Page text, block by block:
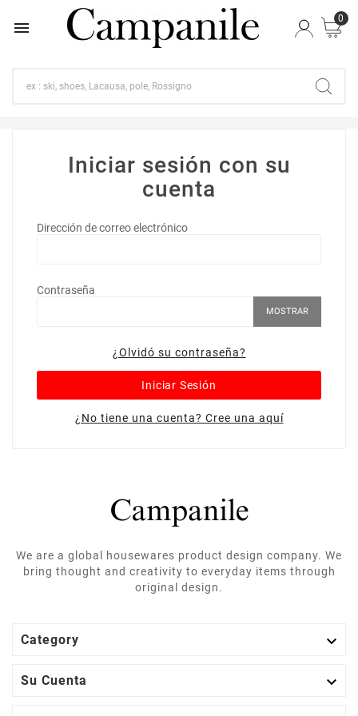

0
Iniciar sesión con su
cuenta
Dirección de correo electrónico
Contraseña
MOSTRAR
¿Olvidó su contraseña?
Iniciar Sesión
¿No tiene una cuenta? Cree una aquí
We are a global housewares product design company. We
bring thought and creativity to everyday items through
original design.
Category 
Su Cuenta 